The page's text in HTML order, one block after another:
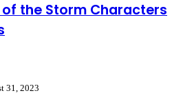
of the Storm Characters
31, 2023